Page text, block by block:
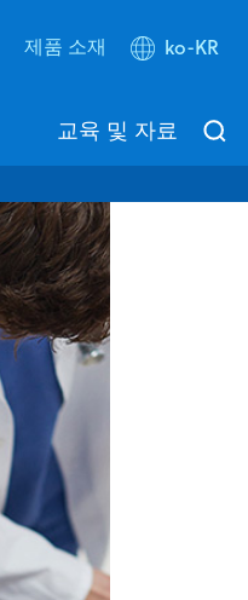
제품 소재 ko-KR
교육 및 자료